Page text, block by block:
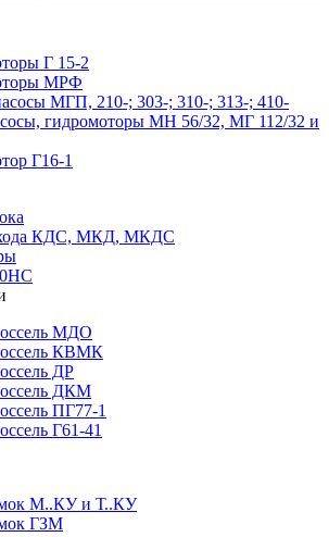
Г 15-2
МРФ
МГП, 210-; 303-; 310-; 313-; 410-
гидромоторы МН 56/32, МГ 112/32 и
Г16-1
КДС, МКД, МКДС
МДО
КВМК
ДР
ДКМ
ПГ77-1
Г61-41
М..КУ и Т..КУ
ГЗМ